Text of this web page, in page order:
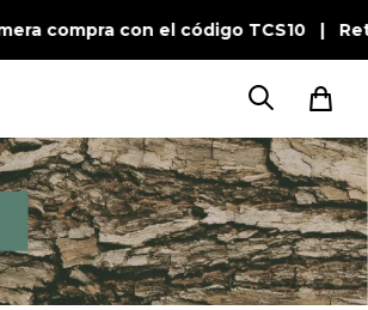
compra con el código TCS10 |